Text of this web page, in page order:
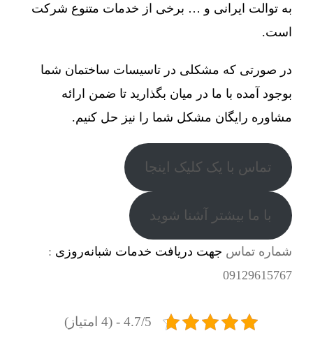
به توالت ایرانی و … برخی از خدمات متنوع شرکت
است.
در صورتی که مشکلی در تاسیسات ساختمان شما
بوجود آمده با ما در میان بگذارید تا ضمن ارائه
مشاوره رایگان مشکل شما را نیز حل کنیم.
تماس با یک کلیک اینجا
با ما بیشتر آشنا شوید
شماره تماس جهت دریافت خدمات شبانه‌روزی :
09129615767
4.7/5 - (4 امتیاز)